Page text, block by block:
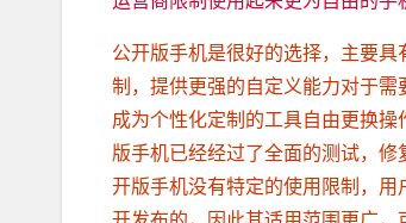
公开版手机是很好的选择，主要
制，提供更强的自定义能力对于
成为个性化定制的工具自由更换
版手机已经经过了全面的测试，
开版手机没有特定的使用限制，